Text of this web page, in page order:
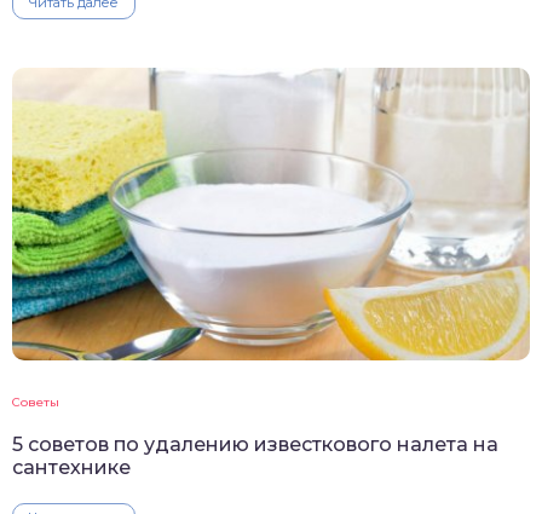
Советы
5 советов по удалению известкового налета на
сантехнике